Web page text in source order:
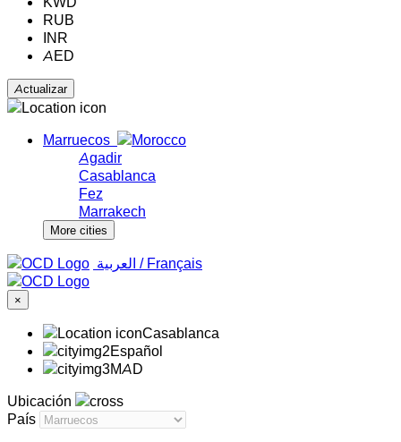
RUB
INR
AED
Marruecos
Agadir
Casablanca
Fez
Marrakech
More cities
‏العربية ‏ / Français
×
Casablanca
Español
MAD
Ubicación
País